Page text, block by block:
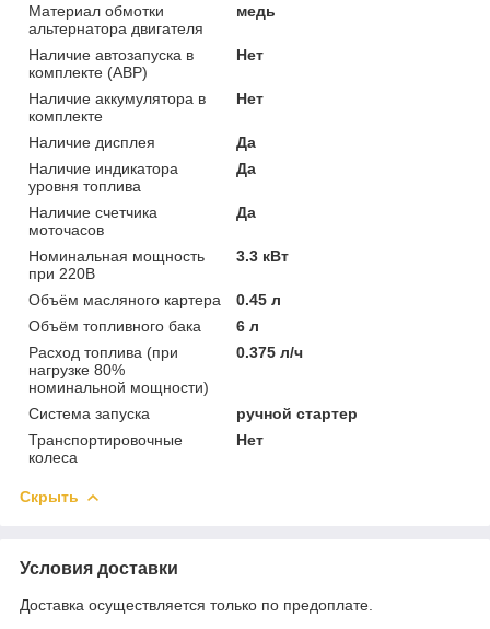
Материал обмотки
альтернатора двигателя
медь
Наличие автозапуска в
комплекте (АВР)
Нет
Наличие аккумулятора в
комплекте
Нет
Наличие дисплея
Да
Наличие индикатора
уровня топлива
Да
Наличие счетчика
моточасов
Да
Номинальная мощность
при 220В
3.3 кВт
Объём масляного картера
0.45 л
Объём топливного бака
6 л
Расход топлива (при
нагрузке 80%
номинальной мощности)
0.375 л/ч
Система запуска
ручной стартер
Транспортировочные
колеса
Нет
Скрыть
Условия доставки
Доставка осуществляется только по предоплате.